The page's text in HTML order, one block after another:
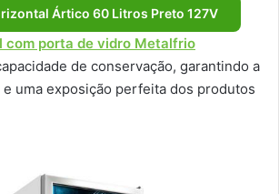
Ártico 60 Litros Preto 127V
porta de vidro Metalfrio
de conservação, garantindo a
uma exposição perfeita dos produtos